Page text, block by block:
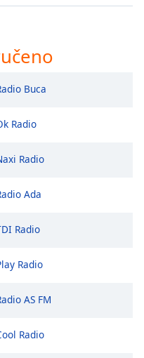
Buca
Radio
Radio
Ada
Radio
Radio
AS FM
Radio